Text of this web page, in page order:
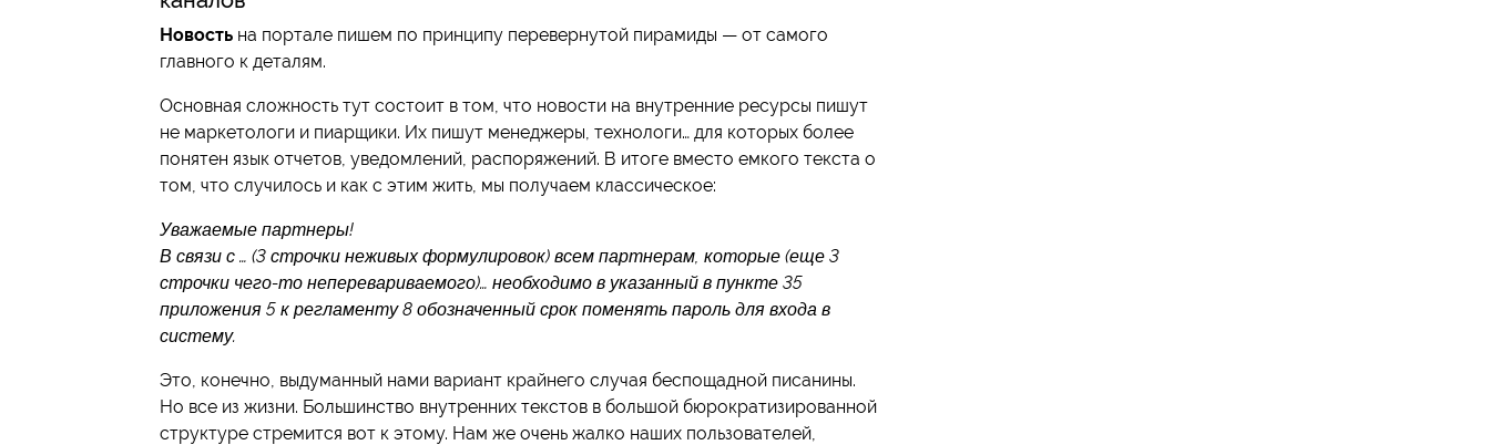
Новость на портале пишем по принципу перевернутой пирамиды — от самого
главного к деталям.
Основная сложность тут состоит в том, что новости на внутренние ресурсы пишут
не маркетологи и пиарщики. Их пишут менеджеры, технологи… для которых более
понятен язык отчетов, уведомлений, распоряжений. В итоге вместо емкого текста о
том, что случилось и как с этим жить, мы получаем классическое:
Уважаемые партнеры!
В связи с … (3 строчки неживых формулировок) всем партнерам, которые (еще 3
строчки чего-то неперевариваемого)… необходимо в указанный в пункте 35
приложения 5 к регламенту 8 обозначенный срок поменять пароль для входа в
систему.
Это, конечно, выдуманный нами вариант крайнего случая беспощадной писанины.
Но все из жизни. Большинство внутренних текстов в большой бюрократизированной
структуре стремится вот к этому. Нам же очень жалко наших пользователей,